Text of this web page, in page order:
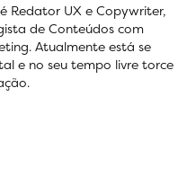
Redator UX e Copywriter,
de Conteúdos com
Atualmente está se
e no seu tempo livre torce